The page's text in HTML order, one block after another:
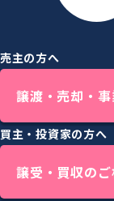
売主の方へ
譲渡・売却・
買主・投資家の方へ
譲受・買収の